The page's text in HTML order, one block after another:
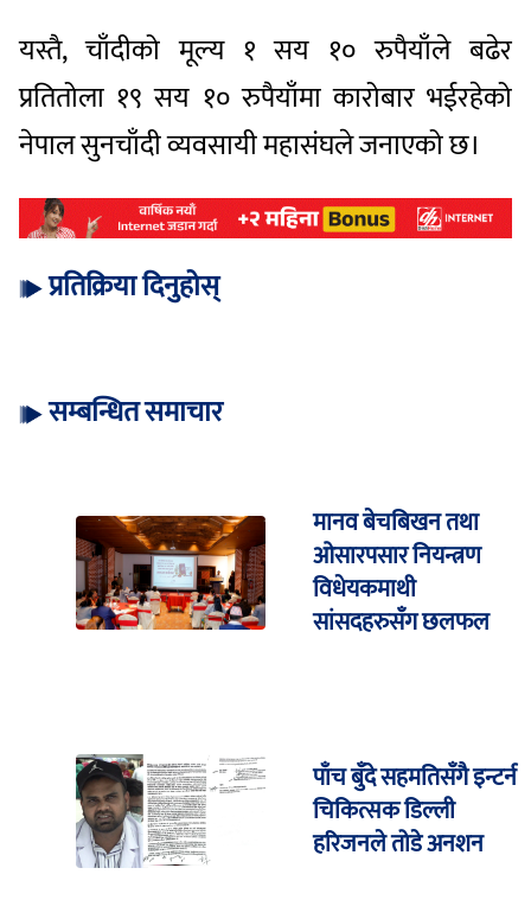
यस्तै, चाँदीको मूल्य १ सय १० रुपैयाँले बढेर
प्रतितोला १९ सय १० रुपैयाँमा कारोबार भईरहेको
नेपाल सुनचाँदी व्यवसायी महासंघले जनाएको छ।
प्रतिक्रिया दिनुहोस्
सम्बन्धित समाचार
मानव बेचबिखन तथा
ओसारपसार नियन्त्रण
विधेयकमाथी
सांसदहरुसँग छलफल
पाँच बुँदे सहमतिसँगै इन्टर्न
चिकित्सक डिल्ली
हरिजनले तोडे अनशन